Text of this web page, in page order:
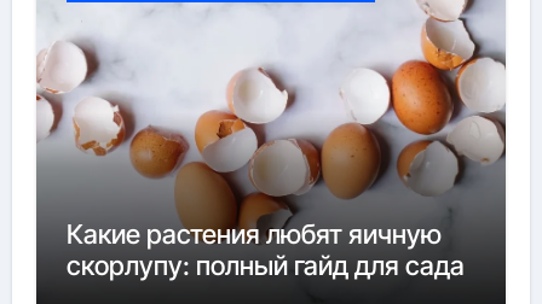
Какие растения любят яичную
скорлупу: полный гайд для сада